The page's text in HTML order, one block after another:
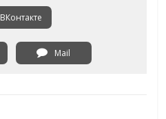
ВКонтакте
Mail